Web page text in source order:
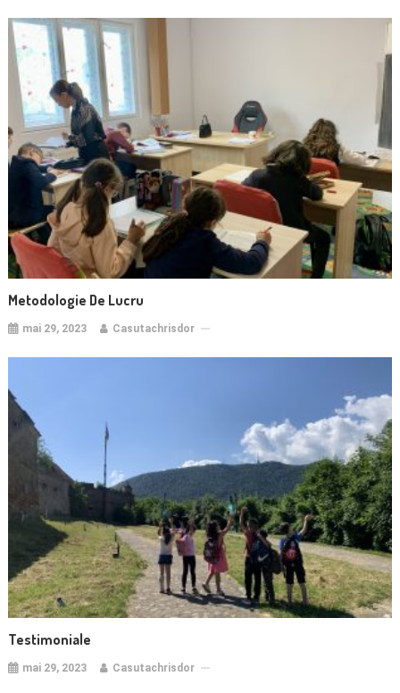
Metodologie De Lucru
mai 29, 2023 Casutachrisdor
Testimoniale
mai 29, 2023 Casutachrisdor